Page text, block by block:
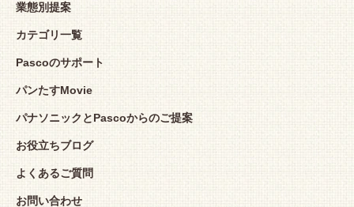
業態別提案
カテゴリ一覧
Pascoのサポート
パンたすMovie
パナソニックとPascoからのご提案
お役立ちブログ
よくあるご質問
お問い合わせ